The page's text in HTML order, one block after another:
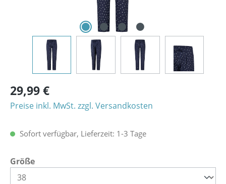
29,99 €
Preise inkl. MwSt. zzgl. Versandkosten
Sofort verfügbar, Lieferzeit: 1-3 Tage
Größeauswählen